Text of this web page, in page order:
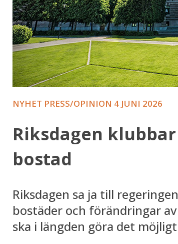
NYHET PRESS/OPINION 4 JUNI 2026
Riksdagen
bostad
Riksdagen sa ja till
bostäder och förändringar
ska i längden göra det